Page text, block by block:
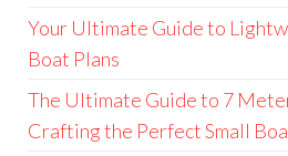
Your Ultimate Guide to
Boat Plans
The Ultimate Guide to 7
Crafting the Perfect Small